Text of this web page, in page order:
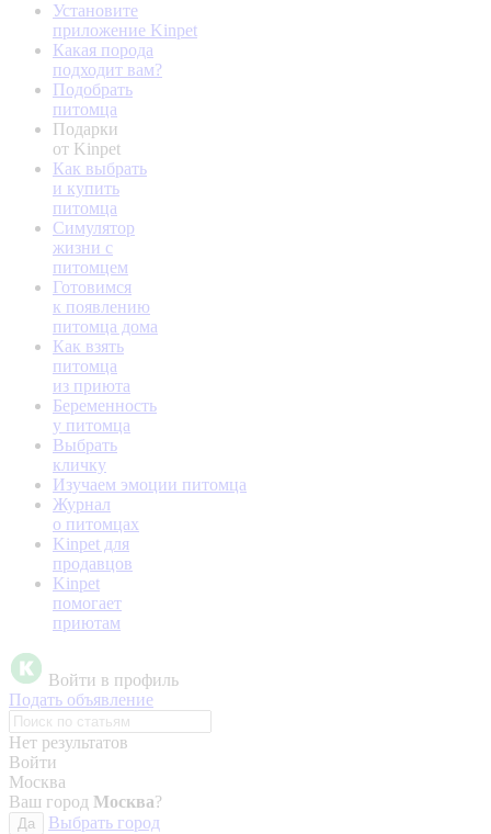
Установите
приложение Kinpet
Какая порода
подходит вам?
Подобрать
питомца
Подарки
от Kinpet
Как выбрать
и купить
питомца
Симулятор
жизни с
питомцем
Готовимся
к появлению
питомца дома
Как взять
питомца
из приюта
Беременность
у питомца
Выбрать
кличку
Изучаем эмоции питомца
Журнал
о питомцах
Kinpet для
продавцов
Kinpet
помогает
приютам
Войти в профиль
Подать объявление
Нет результатов
Войти
Москва
Ваш город Москва?
Да
Выбрать город